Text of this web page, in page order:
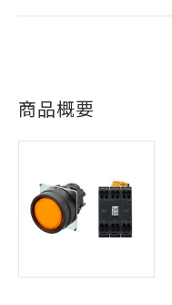
商品概要